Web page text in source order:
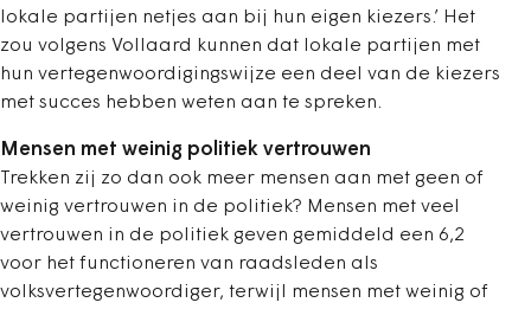
lokale partijen netjes aan bij hun eigen kiezers.’ Het
zou volgens Vollaard kunnen dat lokale partijen met
hun vertegenwoordigingswijze een deel van de kiezers
met succes hebben weten aan te spreken.
Mensen met weinig politiek vertrouwen
Trekken zij zo dan ook meer mensen aan met geen of
weinig vertrouwen in de politiek? Mensen met veel
vertrouwen in de politiek geven gemiddeld een 6,2
voor het functioneren van raadsleden als
volksvertegenwoordiger, terwijl mensen met weinig of